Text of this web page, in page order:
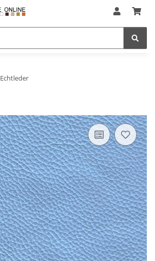
Echtleder